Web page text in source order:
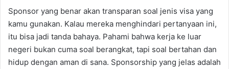
Sponsor yang benar akan transparan soal jenis visa yang
kamu gunakan. Kalau mereka menghindari pertanyaan ini,
itu bisa jadi tanda bahaya. Pahami bahwa kerja ke luar
negeri bukan cuma soal berangkat, tapi soal bertahan dan
hidup dengan aman di sana. Sponsorship yang jelas adalah